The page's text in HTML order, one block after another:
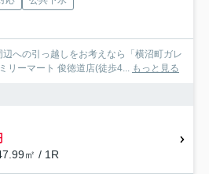
への引っ越しをお考えなら「横沼町ガレ
リーマート 俊徳道店(徒歩4... もっと見る
㎡ / 1R